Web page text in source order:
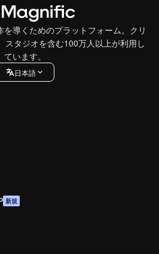
導くためのプラットフォーム。クリ
スタジオを含む100万人以上が利用し
ています。
日本語
新規